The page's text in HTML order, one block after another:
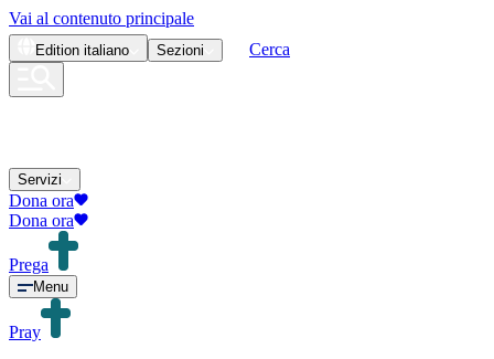
Vai al contenuto principale
Edition italiano Sezioni Cerca
Servizi
Dona ora
Dona ora
Prega
Menu
Pray